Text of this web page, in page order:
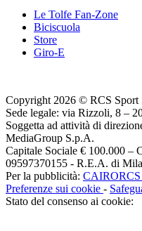
Le Tolfe Fan-Zone
Biciscuola
Store
Giro-E
Copyright 2026 © RCS Sport
Sede legale: via Rizzoli, 8 –
Soggetta ad attività di
MediaGroup S.p.A.
Capitale Sociale € 100.000 –
09597370155 - R.E.A. di
Per la pubblicità:
Preferenze sui cookie -
Stato del consenso ai cookie: